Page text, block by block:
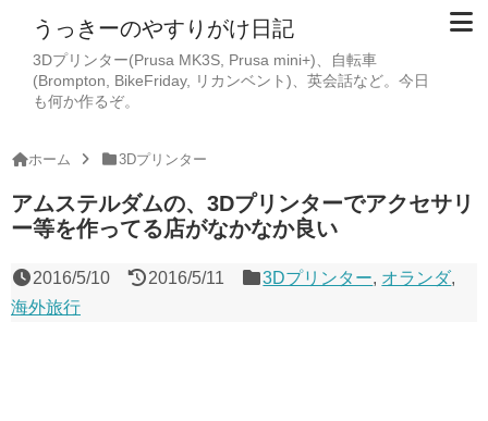
うっきーのやすりがけ日記
3Dプリンター(Prusa MK3S, Prusa mini+)、自転車
(Brompton, BikeFriday, リカンベント)、英会話など。今日
も何か作るぞ。
ホーム 3Dプリンター
アムステルダムの、3Dプリンターでアクセサリ
ー等を作ってる店がなかなか良い
2016/5/10 2016/5/11 3Dプリンター, オランダ,
海外旅行